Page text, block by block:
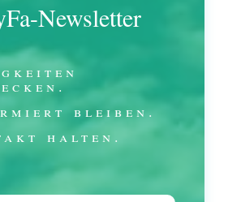
Newsletter
bleiben.
halten.